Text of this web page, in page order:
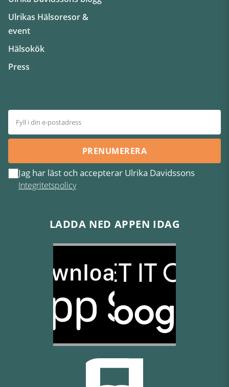
Ulrikas Hälsoresor &
event
Hälsokök
Press
PRENUMERERA
Jag har läst och accepterar Ulrika Davidssons
Integritetspolicy
LADDA NED APPEN IDAG